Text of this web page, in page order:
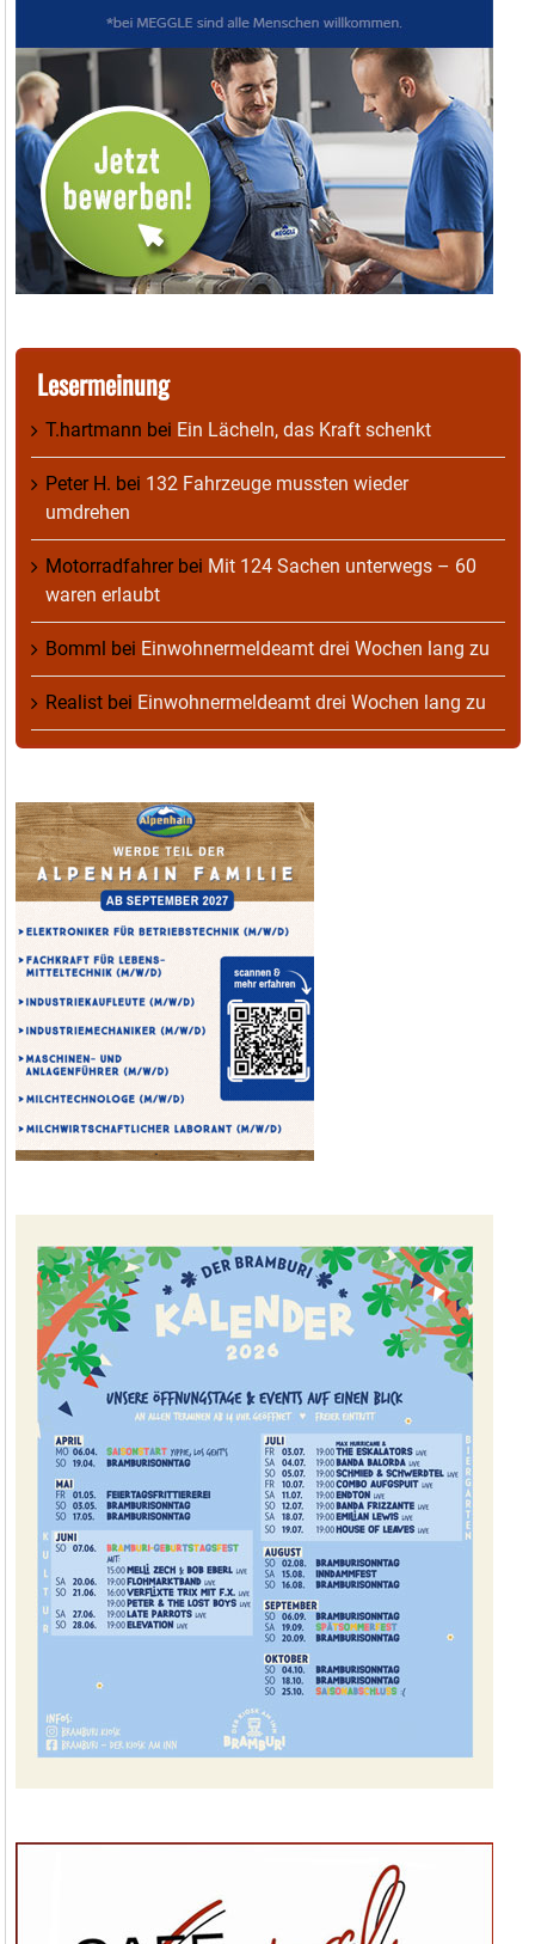
Lesermeinung
T.hartmann bei Ein Lächeln, das Kraft schenkt
Peter H. bei 132 Fahrzeuge mussten wieder
umdrehen
Motorradfahrerbei Mit 124 Sachen unterwegs – 60
waren erlaubt
Bomml bei Einwohnermeldeamt drei Wochen lang zu
Realist bei Einwohnermeldeamt drei Wochen lang zu